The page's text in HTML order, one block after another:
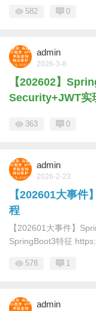
582 0
admin
2026-3-8
【202602】
Security+JWT实
363 0
admin
2026-2-23
【202601大事
程
【202601大事件】
SpringBoot3特征
578 1
admin